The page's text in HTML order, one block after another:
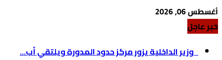
أغسطس 06, 2026
خبر عاجل
وزير الداخلية يزور مركز حدود المدورة ويلتقي أب...